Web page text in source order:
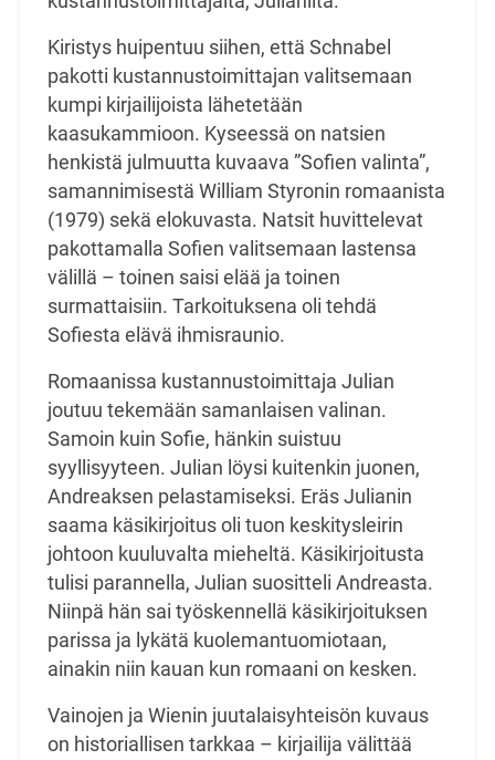
Kiristys huipentuu siihen, että Schnabel
pakotti kustannustoimittajan valitsemaan
kumpi kirjailijoista lähetetään
kaasukammioon. Kyseessä on natsien
henkistä julmuutta kuvaava ”Sofien valinta”,
samannimisestä William Styronin romaanista
(1979) sekä elokuvasta. Natsit huvittelevat
pakottamalla Sofien valitsemaan lastensa
välillä – toinen saisi elää ja toinen
surmattaisiin. Tarkoituksena oli tehdä
Sofiesta elävä ihmisraunio.
Romaanissa kustannustoimittaja Julian
joutuu tekemään samanlaisen valinan.
Samoin kuin Sofie, hänkin suistuu
syyllisyyteen. Julian löysi kuitenkin juonen,
Andreaksen pelastamiseksi. Eräs Julianin
saama käsikirjoitus oli tuon keskitysleirin
johtoon kuuluvalta mieheltä. Käsikirjoitusta
tulisi parannella, Julian suositteli Andreasta.
Niinpä hän sai työskennellä käsikirjoituksen
parissa ja lykätä kuolemantuomiotaan,
ainakin niin kauan kun romaani on kesken.
Vainojen ja Wienin juutalaisyhteisön kuvaus
on historiallisen tarkkaa – kirjailija välittää